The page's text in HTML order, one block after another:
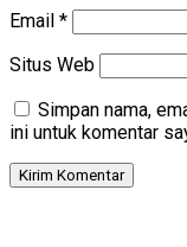
Email *
Situs Web
Simpan nama,
ini untuk komentar